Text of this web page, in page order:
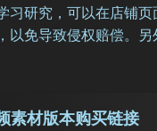
研究，可以在店铺
免导致侵权赔偿。另
素材版本购买链接